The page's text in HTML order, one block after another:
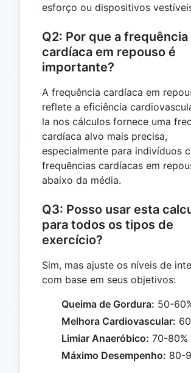
esforço ou dispositivos
Q2: Por que a frequência
cardíaca em repouso é
importante?
A frequência cardíaca em
reflete a eficiência
la nos cálculos fornece uma
cardíaca alvo mais precisa,
especialmente para indivíduos
frequências cardíacas em
abaixo da média.
Q3: Posso usar esta
para todos os tipos de
exercício?
Sim, mas ajuste os níveis de
com base em seus objetivos:
Queima de Gordura: 50-
Melhora Cardiovascular:
Limiar Anaeróbico: 70-80%
Máximo Desempenho: 80-